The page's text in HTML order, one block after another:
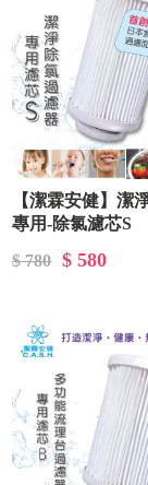
【潔霖安健】潔
專用-除氯濾芯S
$ 780
$ 580